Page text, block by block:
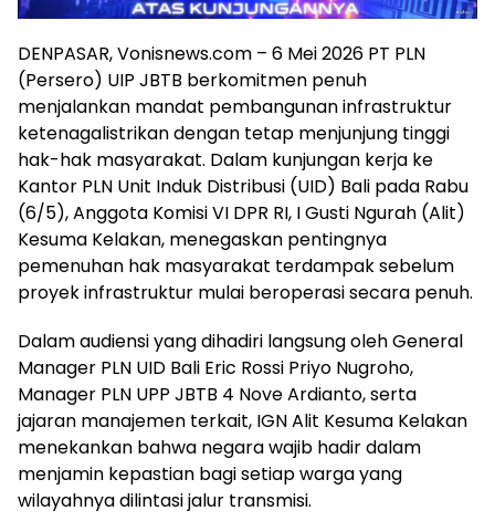
DENPASAR, Vonisnews.com – 6 Mei 2026 PT PLN
(Persero) UIP JBTB berkomitmen penuh
menjalankan mandat pembangunan infrastruktur
ketenagalistrikan dengan tetap menjunjung tinggi
hak-hak masyarakat. Dalam kunjungan kerja ke
Kantor PLN Unit Induk Distribusi (UID) Bali pada Rabu
(6/5), Anggota Komisi VI DPR RI, I Gusti Ngurah (Alit)
Kesuma Kelakan, menegaskan pentingnya
pemenuhan hak masyarakat terdampak sebelum
proyek infrastruktur mulai beroperasi secara penuh.
Dalam audiensi yang dihadiri langsung oleh General
Manager PLN UID Bali Eric Rossi Priyo Nugroho,
Manager PLN UPP JBTB 4 Nove Ardianto, serta
jajaran manajemen terkait, IGN Alit Kesuma Kelakan
menekankan bahwa negara wajib hadir dalam
menjamin kepastian bagi setiap warga yang
wilayahnya dilintasi jalur transmisi.